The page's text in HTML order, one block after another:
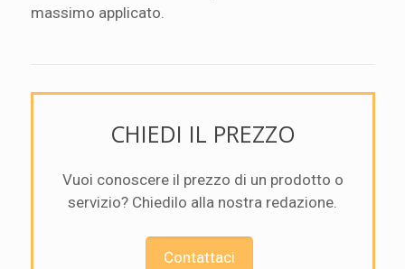
massimo applicato.
CHIEDI IL PREZZO
Vuoi conoscere il prezzo di un prodotto o
servizio? Chiedilo alla nostra redazione.
Contattaci